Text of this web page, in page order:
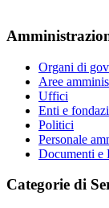
Organi di
Aree
Uffici
Enti e
Politici
Personale
Documenti e
Categorie di